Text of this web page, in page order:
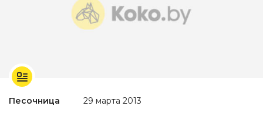
Песочница 29 марта 2013